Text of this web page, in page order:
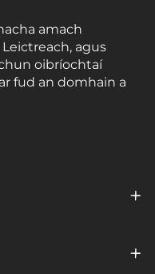
amach
agus
oibríochtaí
fud an domhain a